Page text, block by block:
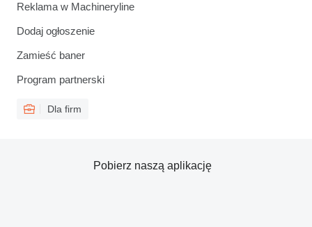
Reklama w Machineryline
Dodaj ogłoszenie
Zamieść baner
Program partnerski
Dla firm
Pobierz naszą aplikację